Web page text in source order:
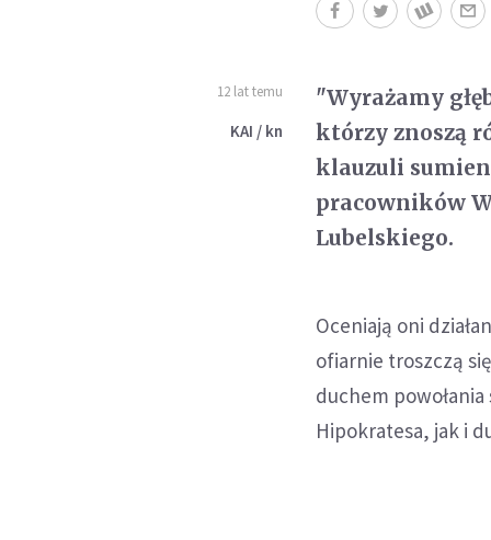
12 lat temu
KAI / kn
"Wyrażamy
którzy znoszą
klauzuli
pracowników
Lubelskiego.
Oceniają oni
ofiarnie troszczą
duchem
Hipokratesa, jak i